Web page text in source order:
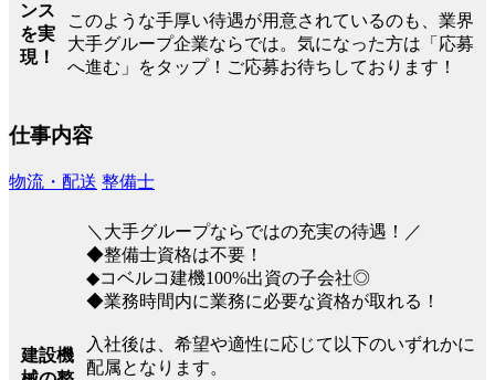
ンス
を実
現！
このような手厚い待遇が用意されているのも、業界
大手グループ企業ならでは。気になった方は「応募
へ進む」をタップ！ご応募お待ちしております！
仕事内容
物流・配送 整備士
建設機
＼大手グループならではの充実の待遇！／
◆整備士資格は不要！
◆コベルコ建機100%出資の子会社◎
◆業務時間内に業務に必要な資格が取れる！
入社後は、希望や適性に応じて以下のいずれかに
配属となります。